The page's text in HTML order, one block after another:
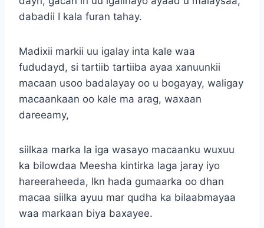
dabadii I kala furan tahay.
Madixii markii uu igalay inta kale waa
fududayd, si tartiib tartiiba ayaa xanuunkii
macaan usoo badalayay oo u bogayay, waligay
macaankaan oo kale ma arag, waxaan
dareeamy,
siilkaa marka la iga wasayo macaanku wuxuu
ka bilowdaa Meesha kintirka laga jaray iyo
hareeraheeda, lkn hada gumaarka oo dhan
macaa siilka ayuu mar qudha ka bilaabmayaa
waa markaan biya baxayee.